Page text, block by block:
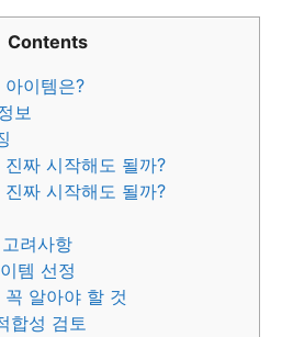
Contents
이템은?
보
짜 시작해도 될까?
짜 시작해도 될까?
려사항
템 선정
알아야 할 것
합성 검토